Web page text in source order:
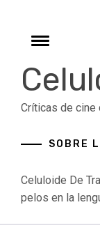
contentToggle
Críticas de cine
SOBRE
Celuloide De
pelos en la